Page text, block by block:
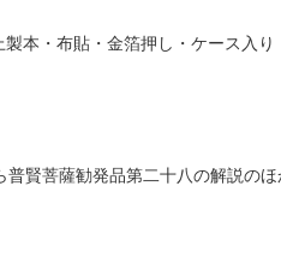
製本・布貼・金箔押し・ケース入
賢菩薩勧発品第二十八の解説の